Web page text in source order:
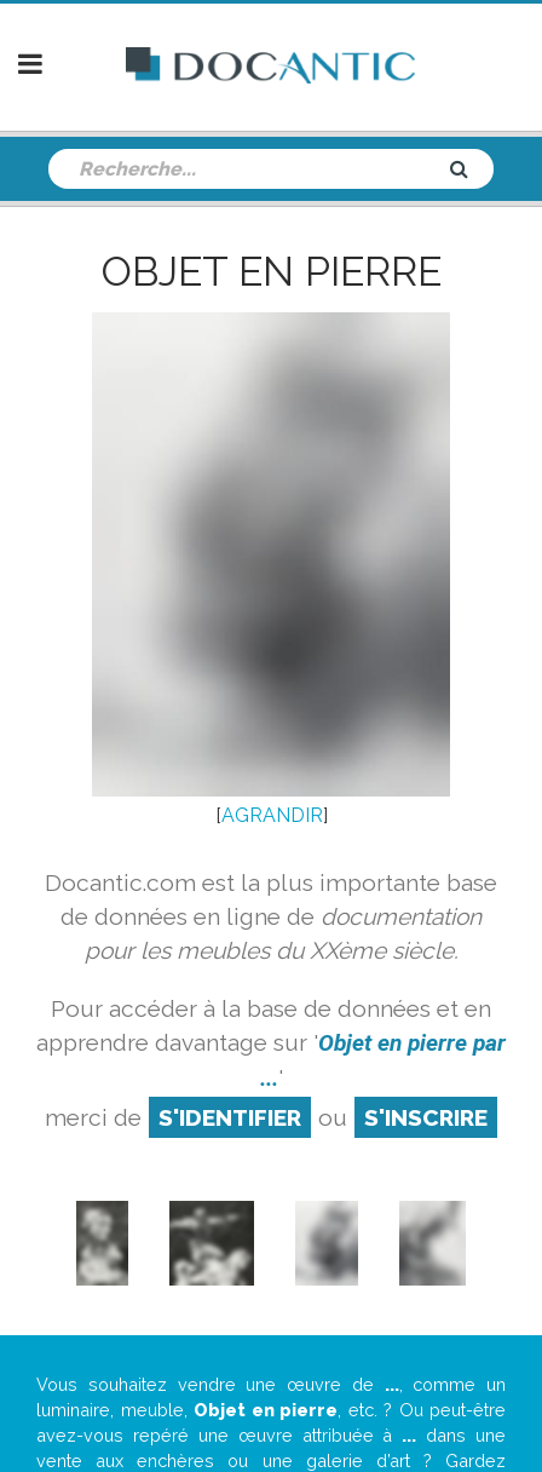
OBJET EN PIERRE
[AGRANDIR]
Docantic.com est la plus importante base
de données en ligne de documentation
pour les meubles du XXème siècle.
Pour accéder à la base de données et en
apprendre davantage sur 'Objet en pierre par
...'
merci de
S'IDENTIFIER ou S'INSCRIRE
Vous souhaitez vendre une œuvre de ..., comme un
luminaire, meuble, Objet en pierre , etc. ? Ou peut-être
avez-vous repéré une œuvre attribuée à ... dans une
vente aux enchères ou une galerie d’art ? Gardez